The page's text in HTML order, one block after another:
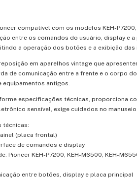
compatível com os modelos KEH-
entre os comandos do usuário, display e
a operação dos botões e a exibição das
em aparelhos vintage que
de comunicação entre a frente e o corpo
equipamentos antigos.
especificações técnicas, proporciona
sensível, exige cuidados no
técnicas:
(placa frontal)
de comandos e display
Pioneer KEH-P7200, KEH-M6500, KEH-
entre botões, display e placa principal